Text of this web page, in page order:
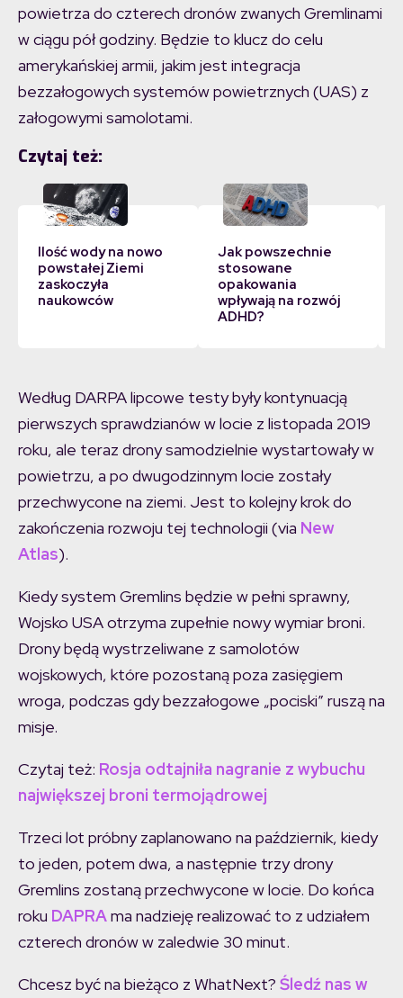
powietrza do czterech dronów zwanych Gremlinami
w ciągu pół godziny. Będzie to klucz do celu
amerykańskiej armii, jakim jest integracja
bezzałogowych systemów powietrznych (UAS) z
załogowymi samolotami.
Czytaj też:
Ilość wody na nowo
powstałej Ziemi
zaskoczyła
naukowców
Jak powszechnie
stosowane
opakowania
wpływają na rozwój
ADHD?
Według DARPA lipcowe testy były kontynuacją
pierwszych sprawdzianów w locie z listopada 2019
roku, ale teraz drony samodzielnie wystartowały w
powietrzu, a po dwugodzinnym locie zostały
przechwycone na ziemi. Jest to kolejny krok do
zakończenia rozwoju tej technologii (via New
Atlas).
Kiedy system Gremlins będzie w pełni sprawny,
Wojsko USA otrzyma zupełnie nowy wymiar broni.
Drony będą wystrzeliwane z samolotów
wojskowych, które pozostaną poza zasięgiem
wroga, podczas gdy bezzałogowe „pociski” ruszą na
misje.
Czytaj też: Rosja odtajniła nagranie z wybuchu
największej broni termojądrowej
Trzeci lot próbny zaplanowano na październik, kiedy
to jeden, potem dwa, a następnie trzy drony
Gremlins zostaną przechwycone w locie. Do końca
roku DAPRAma nadzieję realizować to z udziałem
czterech dronów w zaledwie 30 minut.
Chcesz być na bieżąco z WhatNext? Śledź nas w